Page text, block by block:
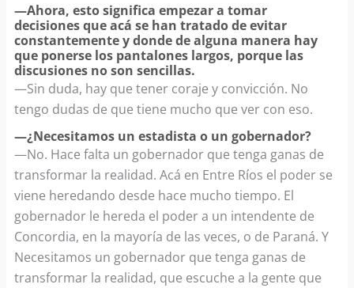
—Ahora, esto significa empezar a tomar
decisiones que acá se han tratado de evitar
constantemente y donde de alguna manera hay
que ponerse los pantalones largos, porque las
discusiones no son sencillas.
—Sin duda, hay que tener coraje y convicción. No
tengo dudas de que tiene mucho que ver con eso.
—¿Necesitamos un estadista o un gobernador? ​
—No. Hace falta un gobernador que tenga ganas de
transformar la realidad. Acá en Entre Ríos el poder se
viene heredando desde hace mucho tiempo. El
gobernador le hereda el poder a un intendente de
Concordia, en la mayoría de las veces, o de Paraná. Y
Necesitamos un gobernador que tenga ganas de
transformar la realidad, que escuche a la gente que